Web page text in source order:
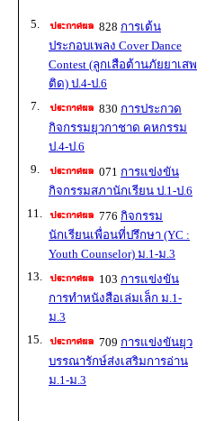
5.
828 การเต้น
ประกอบเพลง Cover Dance
Contest (ลูกเสือต้านภัยยาเสพ
ติด) ป.4-ป.6
7.
830 การประกวด
กิจกรรมยุวกาชาด คหกรรม
ป.4-ป.6
9.
071 การแข่งขัน
กิจกรรมสภานักเรียน ป.1-ป.6
11.
776 กิจกรรม
นักเรียนเพื่อนที่ปรึกษา (YC :
Youth Counselor) ม.1-ม.3
13. 103 การแข่งขัน
การทำหนังสือเล่มเล็ก ม.1-
ม.3
15.
709 การแข่งขันยุว
บรรณารักษ์ส่งเสริมการอ่าน
ม.1-ม.3